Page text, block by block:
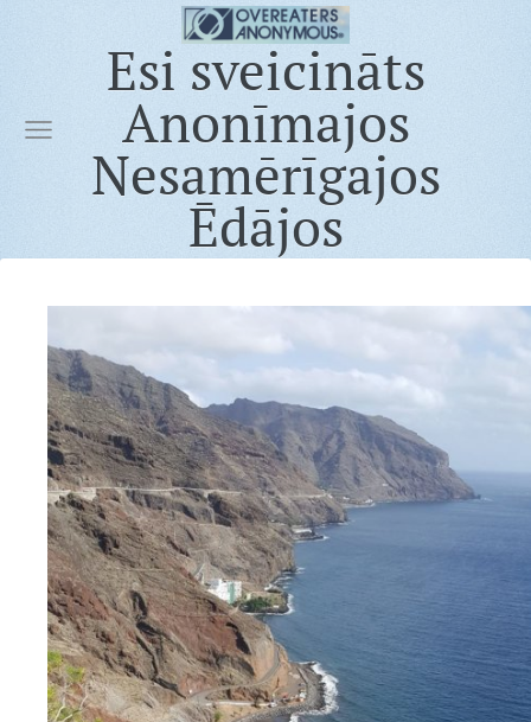
Esi sveicināts
Anonīmajos
Nesamērīgajos
Ēdājos